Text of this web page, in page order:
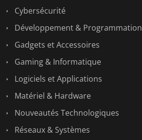
Cybersécurité
Développement & Programmation
Gadgets et Accessoires
Gaming & Informatique
Logiciels et Applications
Matériel & Hardware
Nouveautés Technologiques
Réseaux & Systèmes